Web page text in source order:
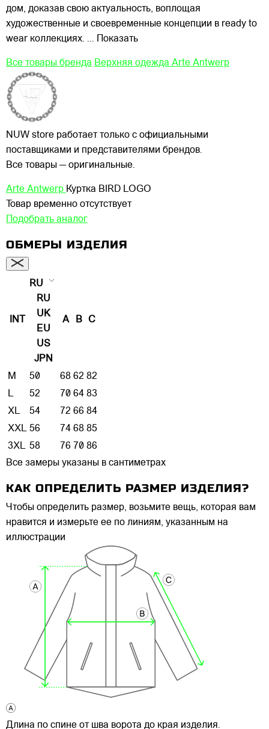
дом, доказав свою актуальность, воплощая
художественные и своевременные концепции в ready to
wear коллекциях. ... Показать
Все товары бренда Верхняя одежда Arte Antwerp
NUW store работает только с официальными
поставщиками и представителями брендов.
Все товары — оригинальные.
Arte Antwerp Куртка BIRD LOGO
Товар временно отсутствует
Подобрать аналог
ОБМЕРЫ ИЗДЕЛИЯ
INT
RU
RU
UK
EU
US
JPN
A B C
M 50 68 62 82
L
52 70 64 83
XL
54 72 66 84
XXL 56 74 68 85
3XL 58 76 70 86
Все замеры указаны в сантиметрах
КАК ОПРЕДЕЛИТЬ РАЗМЕР ИЗДЕЛИЯ?
Чтобы определить размер, возьмите вещь, которая вам
нравится и измерьте ее по линиям, указанным на
иллюстрации
Длина по спине от шва ворота до края изделия.